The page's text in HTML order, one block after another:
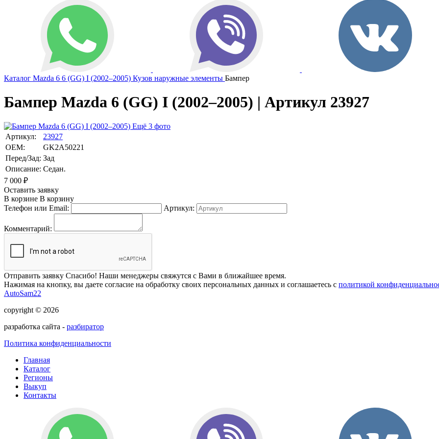
Каталог Mazda 6 6 (GG) I (2002–2005) Кузов наружные элементы Бампер
Бампер Mazda 6 (GG) I (2002–2005) | Артикул 23927
Ещё 3 фото
Артикул:
23927
OEM:
GK2A50221
Перед/Зад: Зад
Описание: Седан.
7 000 ₽
Оставить заявку
В корзине В корзину
Телефон или Email:
Артикул:
Комментарий:
Отправить заявку Спасибо! Наши менеджеры свяжутся с Вами в ближайшее время.
Нажимая на кнопку, вы даете согласие на обработку своих персональных данных и соглашаетесь с политикой
AutoSam22
copyright © 2026
разработка сайта - разбиратор
Политика конфиденциальности
Главная
Каталог
Регионы
Выкуп
Контакты